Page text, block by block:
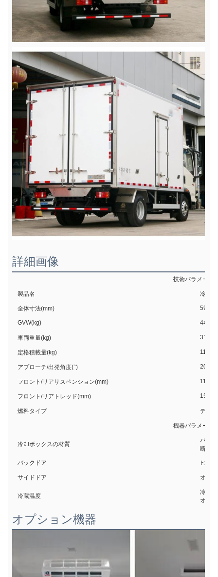
詳細画像
技術パラメータ
製品名 冷蔵
全体寸法(mm)
GVW(kg) 4450
車両重量(kg) 3175
定格積載量(kg) 1145
アプローチ/出発角度(°) 20/14
フロント/リアサスペンション(mm) 1180/
フロント/リアトレッド(mm) 1582/
燃料タイプ ディ
機器パラメータ
冷却ボックスの材質
バン
断熱
バックドア ヒン
サイドドア オプ
冷蔵温度
冷蔵
オプ
オプション機器